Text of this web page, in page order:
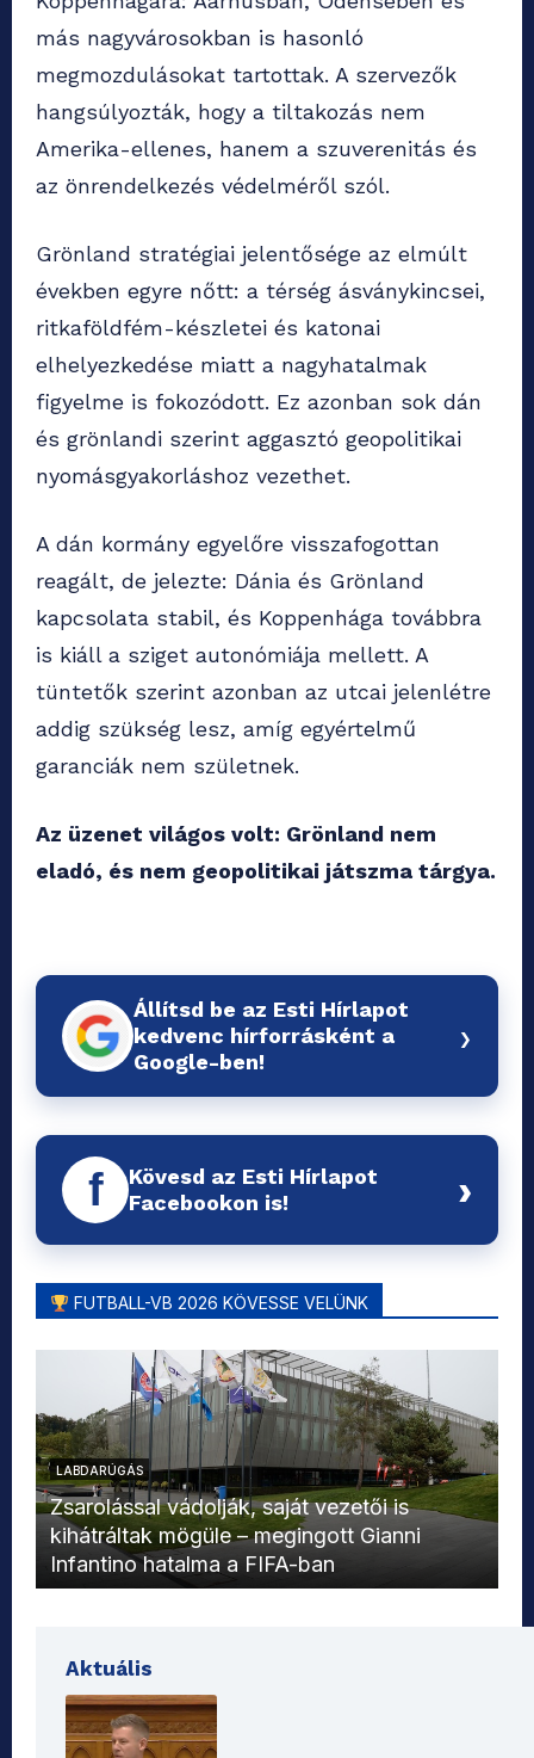
más nagyvárosokban is hasonló
megmozdulásokat tartottak. A szervezők
hangsúlyozták, hogy a tiltakozás nem
Amerika-ellenes, hanem a szuverenitás és
az önrendelkezés védelméről szól.
Grönland stratégiai jelentősége az elmúlt
években egyre nőtt: a térség ásványkincsei,
ritkaföldfém-készletei és katonai
elhelyezkedése miatt a nagyhatalmak
figyelme is fokozódott. Ez azonban sok dán
és grönlandi szerint aggasztó geopolitikai
nyomásgyakorláshoz vezethet.
A dán kormány egyelőre visszafogottan
reagált, de jelezte: Dánia és Grönland
kapcsolata stabil, és Koppenhága továbbra
is kiáll a sziget autonómiája mellett. A
tüntetők szerint azonban az utcai jelenlétre
addig szükség lesz, amíg egyértelmű
garanciák nem születnek.
Az üzenet világos volt: Grönland nem
eladó, és nem geopolitikai játszma tárgya.
Állítsd be az Esti Hírlapot
kedvenc hírforrásként a
Google-ben!
›
f
Kövesd az Esti Hírlapot
Facebookon is!
›
FUTBALL-VB 2026 KÖVESSE VELÜNK
LABDARÚGÁS
Zsarolással vádolják, saját vezetői is
kihátráltak mögüle – megingott Gianni
Infantino hatalma a FIFA-ban
Aktuális